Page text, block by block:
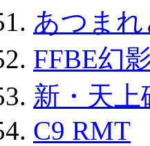
あつま
FFBE幻
新・天上
C9 RMT